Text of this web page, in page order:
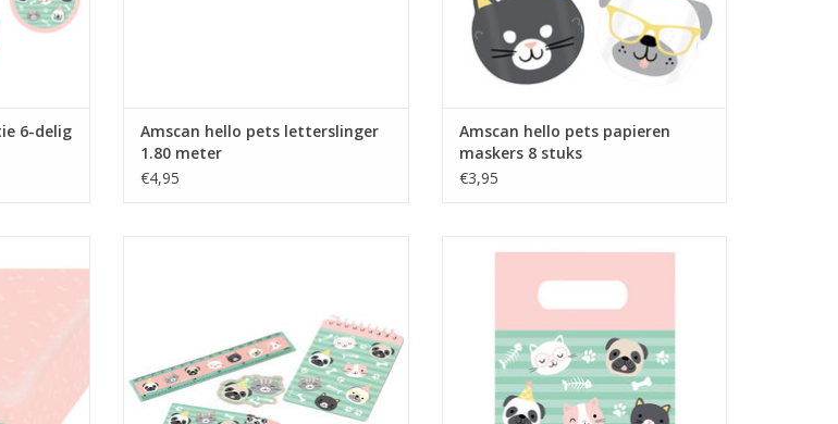
6-delig
Amscan hello pets letterslinger
1.80 meter
€4,95
Amscan hello pets papieren
maskers 8 stuks
€3,95
TOEVOEGEN AAN WINKELWAGEN